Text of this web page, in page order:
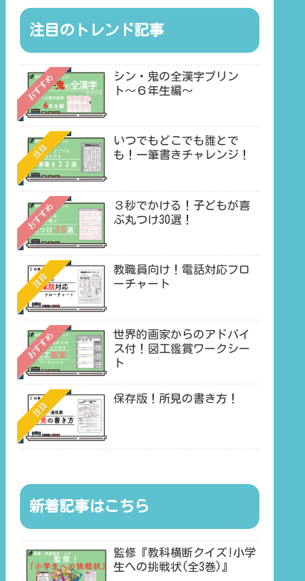
注目のトレンド記事
おすすめ
シン・鬼の全漢字プリン
ト〜６年生編〜
注目
いつでもどこでも誰とで
も！一筆書きチャレンジ！
おすすめ
３秒でかける！子どもが喜
ぶ丸つけ30選！
注目
教職員向け！電話対応フロ
ーチャート
おすすめ
世界的画家からのアドバイ
ス付！図工鑑賞ワークシー
ト
注目
保存版！所見の書き方！
新着記事はこちら
監修『教科横断クイズ!小学
生への挑戦状(全3巻)』